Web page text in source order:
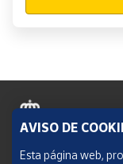
Política de cookies
AVISO DE
Esta página web,